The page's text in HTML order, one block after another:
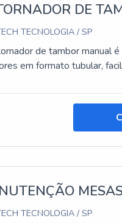
DE
TECNOLOGIA / SP
de tambor manual
em formato tubular,
TECNOLOGIA / SP